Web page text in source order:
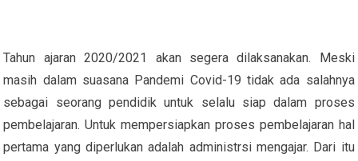
Tahun ajaran 2020/2021 akan segera dilaksanakan. Meski
masih dalam suasana Pandemi Covid-19 tidak ada salahnya
sebagai seorang pendidik untuk selalu siap dalam proses
pembelajaran. Untuk mempersiapkan proses pembelajaran hal
pertama yang diperlukan adalah administrsi mengajar. Dari itu